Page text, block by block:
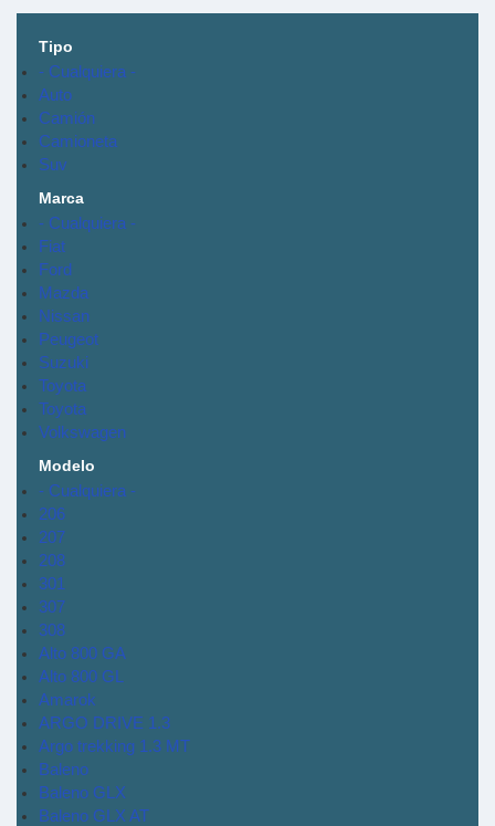
Tipo
- Cualquiera -
Auto
Camión
Camioneta
Suv
Marca
- Cualquiera -
Fiat
Ford
Mazda
Nissan
Peugeot
Suzuki
Toyota
Toyota
Volkswagen
Modelo
- Cualquiera -
206
207
208
301
307
308
Alto 800 GA
Alto 800 GL
Amarok
ARGO DRIVE 1.3
Argo trekking 1.3 MT
Baleno
Baleno GLX
Baleno GLX AT